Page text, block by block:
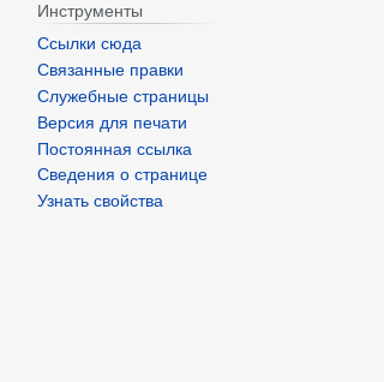
Инструменты
Ссылки сюда
Связанные правки
Служебные страницы
Версия для печати
Постоянная ссылка
Сведения о странице
Узнать свойства